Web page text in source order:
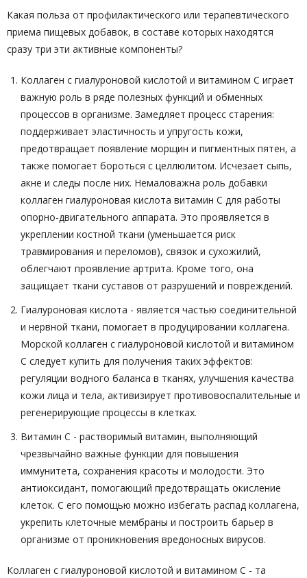
Какая польза от профилактического или терапевтического
приема пищевых добавок, в составе которых находятся
сразу три эти активные компоненты?
Коллаген с гиалуроновой кислотой и витамином C играет
важную роль в ряде полезных функций и обменных
процессов в организме. Замедляет процесс старения:
поддерживает эластичность и упругость кожи,
предотвращает появление морщин и пигментных пятен, а
также помогает бороться с целлюлитом. Исчезает сыпь,
акне и следы после них. Немаловажна роль добавки
коллаген гиалуроновая кислота витамин C для работы
опорно-двигательного аппарата. Это проявляется в
укреплении костной ткани (уменьшается риск
травмирования и переломов), связок и сухожилий,
облегчают проявление артрита. Кроме того, она
защищает ткани суставов от разрушений и повреждений.
Гиалуроновая кислота - является частью соединительной
и нервной ткани, помогает в продуцировании коллагена.
Морской коллаген с гиалуроновой кислотой и витамином
C следует купить для получения таких эффектов:
регуляции водного баланса в тканях, улучшения качества
кожи лица и тела, активизирует противовоспалительные и
регенерирующие процессы в клетках.
Витамин C - растворимый витамин, выполняющий
чрезвычайно важные функции для повышения
иммунитета, сохранения красоты и молодости. Это
антиоксидант, помогающий предотвращать окисление
клеток. С его помощью можно избегать распад коллагена,
укрепить клеточные мембраны и построить барьер в
организме от проникновения вредоносных вирусов.
Коллаген с гиалуроновой кислотой и витамином C - та